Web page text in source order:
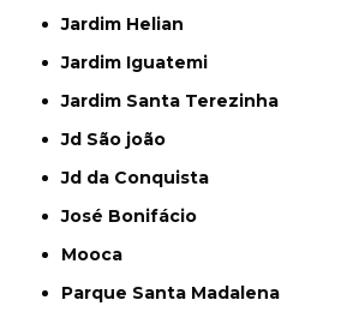
Jardim Helian
Jardim Iguatemi
Jardim Santa Terezinha
Jd São joão
Jd da Conquista
José Bonifácio
Mooca
Parque Santa Madalena